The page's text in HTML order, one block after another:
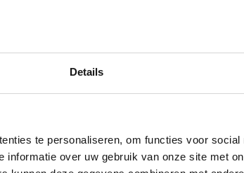
Details
te personaliseren, om functies voor social
informatie over uw gebruik van onze site met
Haal